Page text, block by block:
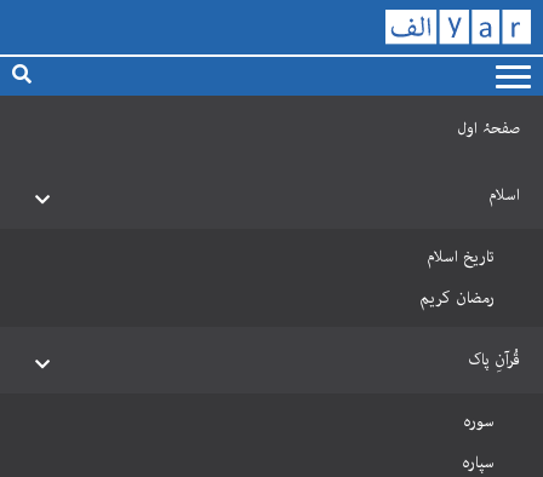
صفحۂ اول
اسلام
تاریخ اسلام
رمضان کریم
قُرآنِ پاک
سورہ
سپارہ